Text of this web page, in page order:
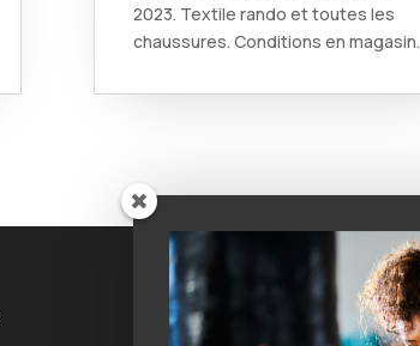
2023. Textile rando et toutes les
chaussures. Conditions en magasin.
Coordonnées